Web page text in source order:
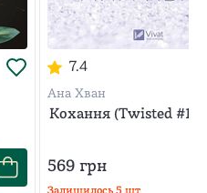
7.4
Ана Хван
Кохання (Twisted #1)
569грн
Залишилось 5шт